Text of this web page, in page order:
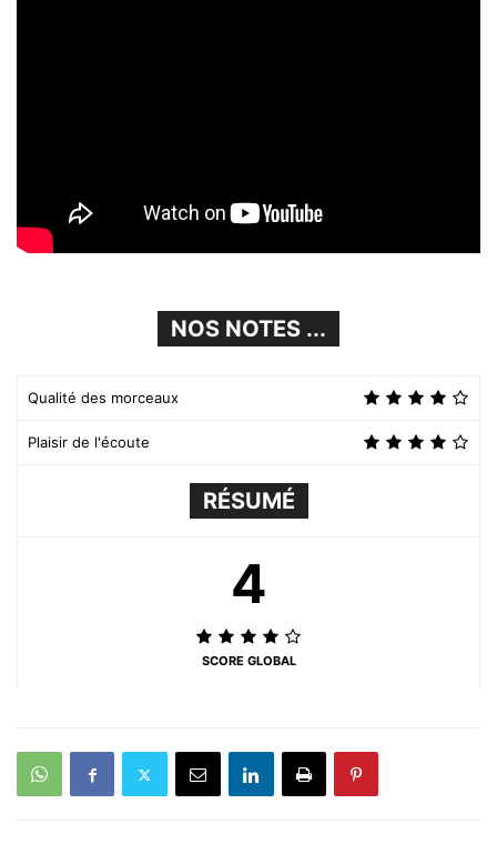
NOS NOTES ...
Qualité des morceaux
Plaisir de l'écoute
RÉSUMÉ
4
SCORE GLOBAL